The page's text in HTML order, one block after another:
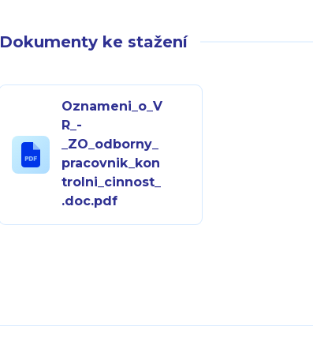
Dokumenty ke stažení
Oznameni_o_V
R_-
_ZO_odborny_
pracovnik_kon
trolni_cinnost_
.doc.pdf